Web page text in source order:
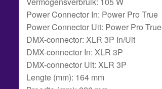
Power Connector In: Power Pro True
Power Connector Uit: Power Pro True
DMX-connector: XLR 3P In/Uit
DMX-connector In: XLR 3P
DMX-connector Uit: XLR 3P
Lengte (mm): 164 mm